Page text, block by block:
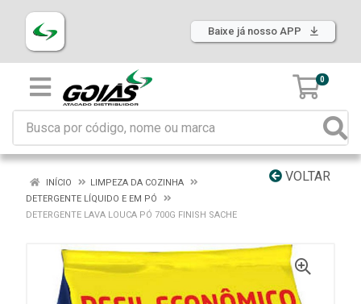
Baixe já nosso APP
0
VOLTAR
INÍCIO
LIMPEZA DA COZINHA
DETERGENTE LÍQUIDO E EM PÓ
DETERGENTE LAVA LOUCA PÓ 700G FINISH SACHE